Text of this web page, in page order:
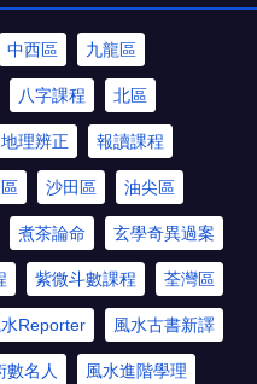
中西區 九龍區
八字課程 北區
地理辨正 報讀課程
沙田區 油尖區
煮茶論命 玄學奇異過案
紫微斗數課程 荃灣區
Reporter 風水古書新譯
數名人 風水進階學理